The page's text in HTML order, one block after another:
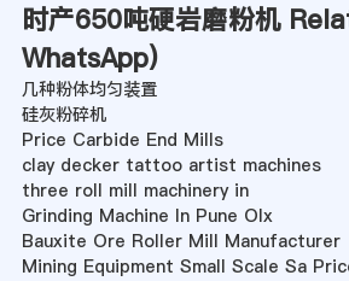
时产650吨硬岩磨粉机
WhatsApp)
几种粉体均匀装置
硅灰粉碎机
Price Carbide End Mills
clay decker tattoo artist machines
three roll mill machinery in
Grinding Machine In Pune Olx
Bauxite Ore Roller Mill Manufacturer
Mining Equipment Small Scale Sa